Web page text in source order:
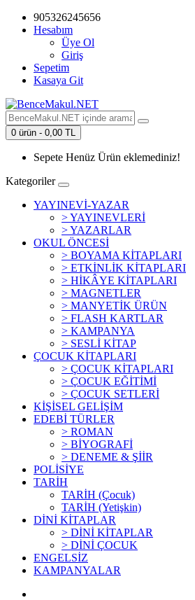
905326245656
Hesabım
Üye Ol
Giriş
Sepetim
Kasaya Git
0 ürün - 0,00 TL
Sepete Henüz Ürün eklemediniz!
Kategoriler
YAYINEVİ-YAZAR
> YAYINEVLERİ
> YAZARLAR
OKUL ÖNCESİ
> BOYAMA KİTAPLARI
> ETKİNLİK KİTAPLARI
> HİKÂYE KİTAPLARI
> MAGNETLER
> MANYETİK ÜRÜN
> FLASH KARTLAR
> KAMPANYA
> SESLİ KİTAP
ÇOCUK KİTAPLARI
> ÇOCUK KİTAPLARI
> ÇOCUK EĞİTİMİ
> ÇOCUK SETLERİ
KİŞİSEL GELİŞİM
EDEBİ TÜRLER
> ROMAN
> BİYOGRAFİ
> DENEME & ŞİİR
POLİSİYE
TARİH
TARİH (Çocuk)
TARİH (Yetişkin)
DİNİ KİTAPLAR
> DİNİ KİTAPLAR
> DİNİ ÇOCUK
ENGELSİZ
KAMPANYALAR